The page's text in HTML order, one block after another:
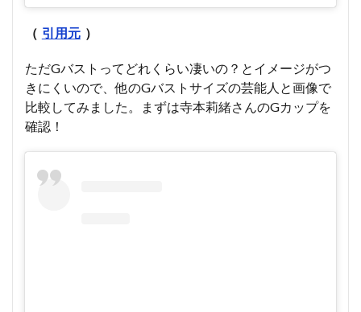
（ 引用元 ）
ただGバストってどれくらい凄いの？とイメージがつ
きにくいので、他のGバストサイズの芸能人と画像で
比較してみました。まずは寺本莉緒さんのGカップを
確認！